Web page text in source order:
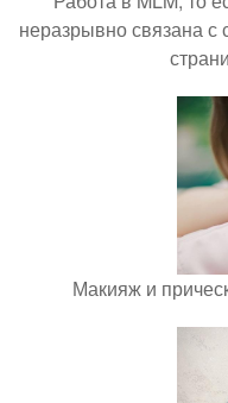
неразрывно связана с
Макияж и